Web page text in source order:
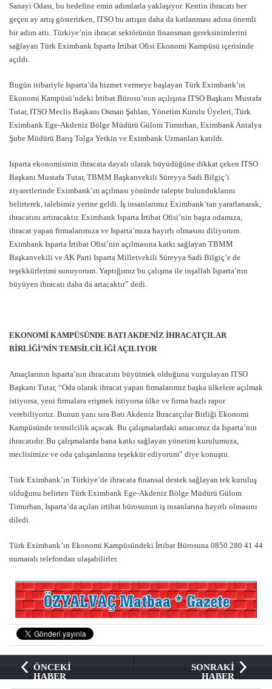
Sanayi Odası, bu hedefine emin adımlarla yaklaşıyor. Kentin ihracatı her
geçen ay artış gösterirken, ITSO bu artışın daha da katlanması adına önemli
bir adım attı. Türkiye’nin ihracat sektörünün finansman gereksinimlerini
sağlayan Türk Eximbank Isparta İrtibat Ofisi Ekonomi Kampüsü içerisinde
açıldı.
Bugün itibariyle Isparta’da hizmet vermeye başlayan Türk Eximbank’ın
Ekonomi Kampüsü’ndeki İrtibat Bürosu’nun açılışına ITSO Başkanı Mustafa
Tutar, ITSO Meclis Başkanı Osman Şahlan, Yönetim Kurulu Üyeleri, Türk
Eximbank Ege-Akdeniz Bölge Müdürü Gülom Timurhan, Eximbank Antalya
Şube Müdürü Barış Tolga Yetkin ve Eximbank Uzmanları katıldı.
Isparta ekonomisinin ihracata dayalı olarak büyüdüğüne dikkat çeken ITSO
Başkanı Mustafa Tutar, TBMM Başkanvekili Süreyya Sadi Bilgiç’i
ziyaretlerinde Eximbank’ın açılması yönünde talepte bulunduklarını
belirterek, talebimiz yerine geldi. İş insanlarımız Eximbank’tan yararlanarak,
ihracatını artıracaktır. Eximbank Isparta İrtibat Ofisi’nin başta odamıza,
ihracat yapan firmalarımıza ve Isparta’mıza hayırlı olmasını diliyorum.
Eximbank Isparta İrtibat Ofisi’nin açılmasına katkı sağlayan TBMM
Başkanvekili ve AK Parti Isparta Milletvekili Süreyya Sadi Bilgiç’e de
teşekkürlerimi sunuyorum. Yaptığımız bu çalışma ile inşallah Isparta’nın
büyüyen ihracatı daha da artacaktır” dedi.
EKONOMİ KAMPÜSÜNDE BATI AKDENİZ İHRACATÇILAR
BİRLİĞİ’NİN TEMSİLCİLİĞİ AÇILIYOR
Amaçlarının Isparta’nın ihracatını büyütmek olduğunu vurgulayan ITSO
Başkanı Tutar, “Oda olarak ihracat yapan firmalarımız başka ülkelere açılmak
istiyorsa, yeni firmalara erişmek istiyorsa ülke ve firma bazlı rapor
verebiliyoruz. Bunun yanı sıra Batı Akdeniz İhracatçılar Birliği Ekonomi
Kampüsünde temsilcilik açacak. Bu çalışmalardaki amacımız da Isparta’nın
ihracatıdır. Bu çalışmalarda bana katkı sağlayan yönetim kurulumuza,
meclisimize ve oda çalışanlarına teşekkür ediyorum” diye konuştu.
Türk Eximbank’ın Türkiye’de ihracata finansal destek sağlayan tek kuruluş
olduğunu belirten Türk Eximbank Ege-Akdeniz Bölge Müdürü Gülom
Timurhan, Isparta’da açılan irtibat bürosunun iş insanlarına hayırlı olmasını
diledi.
Türk Eximbank’ın Ekonomi Kampüsündeki İrtibat Bürosuna 0850 280 41 44
numaralı telefondan ulaşabilirler.
ÖNCEKİ
HABER
SONRAKİ
HABER